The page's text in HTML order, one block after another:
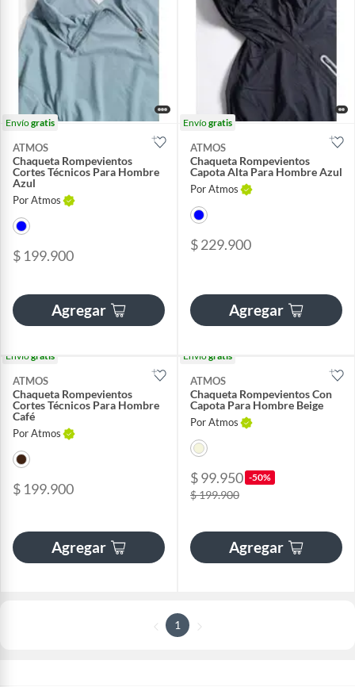
Envíogratis
ATMOS
Chaqueta Rompevientos
Cortes Técnicos Para Hombre
Azul
Por Atmos
$ 199.900
Agregar
Envíogratis
ATMOS
Chaqueta Rompevientos
Capota Alta Para Hombre Azul
Por Atmos
$ 229.900
Agregar
Envíogratis
ATMOS
Chaqueta Rompevientos
Cortes Técnicos Para Hombre
Café
Por Atmos
$ 199.900
Agregar
Envíogratis
ATMOS
Chaqueta Rompevientos Con
Capota Para Hombre Beige
Por Atmos
$ 99.950 -50%
$ 199.900
Agregar
1